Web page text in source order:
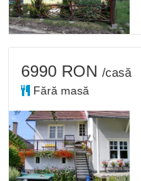
6990 RON /casă
Fără masă